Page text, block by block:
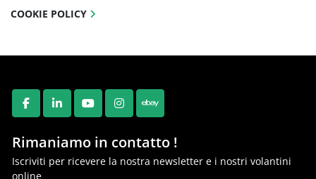
FACEBOOK
LINKEDINYOUTUBEINSTAGRAM
EBAY
Rimaniamo in contatto !
Iscriviti per ricevere la nostra newsletter e i nostri volantini
online
COOKIE POLICY